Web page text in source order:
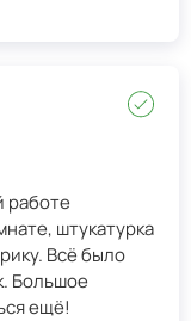
работе
штукатурка
Всё было
ещё!